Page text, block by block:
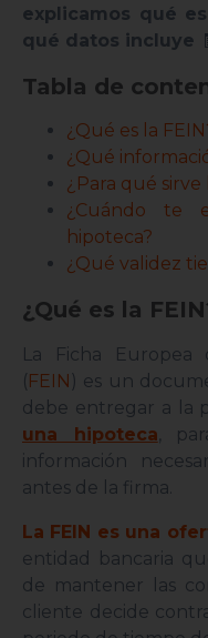
explicamos qué
qué datos incluye
Tabla de
¿Qué es la
¿Qué
¿Para qué sirve
¿Cuándo te
hipoteca?
¿Qué validez
¿Qué es la
La Ficha Europea
(FEIN ) es un
debe entregar a la
una hipoteca ,
información
antes de la firma.
La FEIN es una
entidad bancaria
de mantener las
cliente decide